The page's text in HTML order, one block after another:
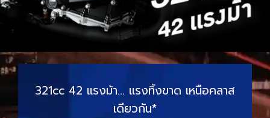
321cc 42 แรงม้า… แรงทิ้งขาด เหนือคลาส
เดียวกัน*